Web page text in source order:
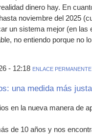
dinero hay. En
noviembre del 2025
un sistema mejor (en
no entiendo porque no
- 12:18 ENLACE PERMANENTE
una medida más justa
en la nueva manera de
de 10 años y nos